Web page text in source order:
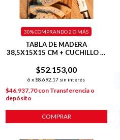
TABLA DE MADERA
38,5X15X15 CM + CUCHILLO 8¨
$52.153,00
6 x $8.692,17 sin interés
30%COMPRANDO 2 O MÁS
$46.937,70con Transferencia o
depósito
COMPRAR